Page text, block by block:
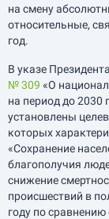
на смену
относительные,
год.
В указе
№ 309 «О
на период до 2030
установлены
которых
«Сохранение
благополучия
снижение
происшествий в
году по сравнению